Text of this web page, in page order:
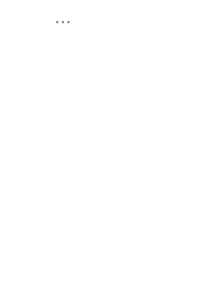
方式，透過色彩在